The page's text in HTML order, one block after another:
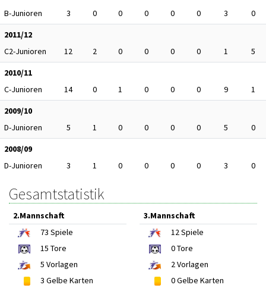
B-Junioren
3 0 0 0 0 0 3
0
2011/12
C2-Junioren
12 2 0 0 0 0 1
5
2010/11
C-Junioren
14 0 1 0 0 0 9
1
2009/10
D-Junioren
5 1 0 0 0 0 5
0
2008/09
D-Junioren
3 1 0 0 0 0 3 0
Gesamtstatistik
2.Mannschaft
73 Spiele
15 Tore
5 Vorlagen
3 Gelbe Karten
3.Mannschaft
12Spiele
0Tore
2Vorlagen
0Gelbe Karten